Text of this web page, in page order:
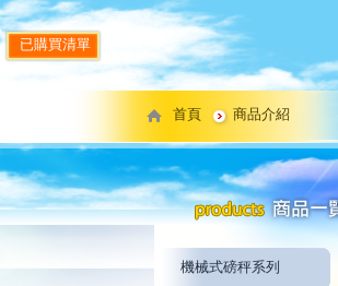
已購買清單
首頁 商品介紹
機械式磅秤系列